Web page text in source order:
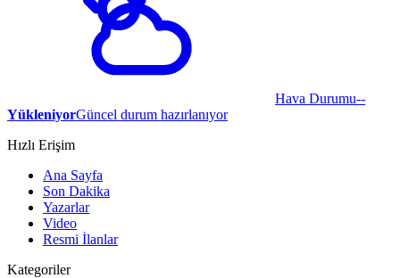
Hava Durumu--
YükleniyorGüncel durum hazırlanıyor
Hızlı Erişim
Ana Sayfa
Son Dakika
Yazarlar
Video
Resmi İlanlar
Kategoriler